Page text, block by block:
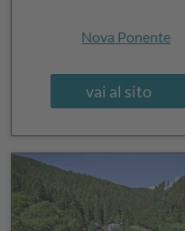
Nova Ponente
vai al sito